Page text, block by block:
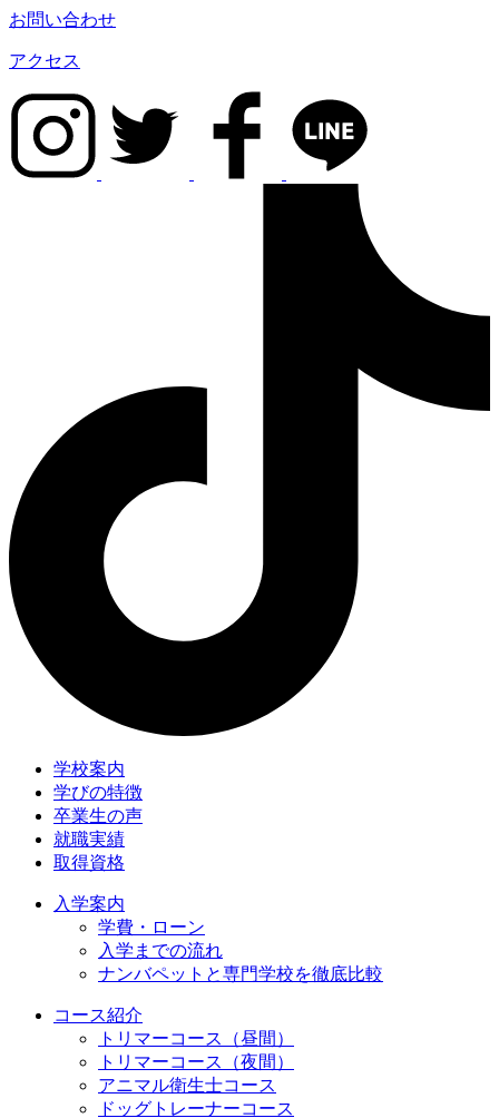
お問い合わせ
アクセス
学校案内
学びの特徴
卒業生の声
就職実績
取得資格
入学案内
学費・ローン
入学までの流れ
ナンバペットと専門学校を徹底比較
コース紹介
トリマーコース（昼間）
トリマーコース（夜間）
アニマル衛生士コース
ドッグトレーナーコース